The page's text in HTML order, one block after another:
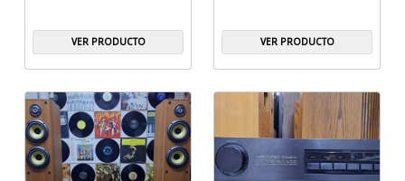
VER PRODUCTO VER PRODUCTO